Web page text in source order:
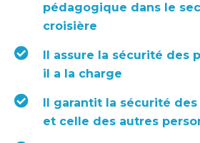
pédagogique dans le
croisière
Il assure la sécurité des
il a la charge
Il garantit la sécurité
et celle des autres